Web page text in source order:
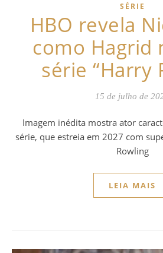
SÉRIE
HBO revela
como Hagrid
série “Harry
15 de julho de
Imagem inédita mostra ator caracterizado para a nova
série, que estreia em 2027 com
Rowling
LEIA MAIS